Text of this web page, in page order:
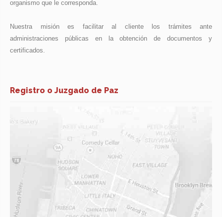
organismo que le corresponda.
Nuestra misión es facilitar al cliente los trámites ante
administraciones públicas en la obtención de documentos y
certificados.
Registro o Juzgado de Paz